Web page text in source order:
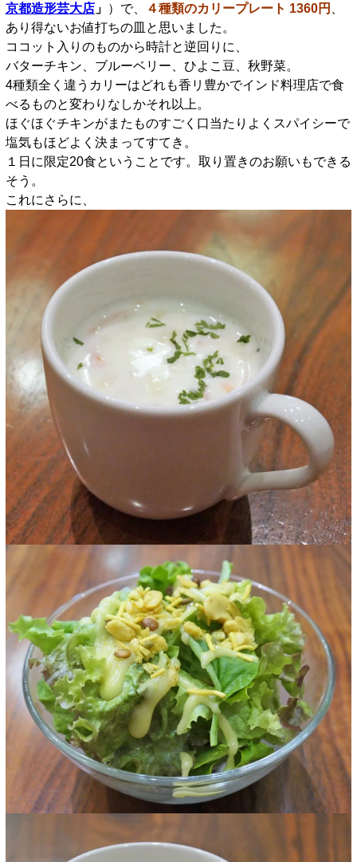
京都造形芸大店」 ） で、 ４種類のカリープレート 1360円
あり得ないお値打ちの皿と思いました。
ココット入りのものから時計と逆回りに、
バターチキン、ブルーベリー、ひよこ豆、秋野菜。
4種類全く違うカリーはどれも香リ豊かでインド料理店で食
べるものと変わりなしかそれ以上。
ほぐほぐチキンがまたものすごく口当たりよくスパイシーで
塩気もほどよく決まってすてき。
１日に限定20食ということです。取り置きのお願いもできる
そう。
これにさらに、